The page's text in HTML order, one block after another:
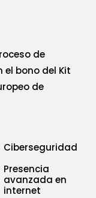
de
bono del Kit
de
Ciberseguridad
Presencia
avanzada en
internet